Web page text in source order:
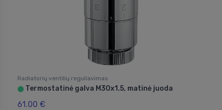
Radiatorių ventilių reguliavimas
⬤ Termostatinė galva M30x1.5, matinė juoda
61.00 €